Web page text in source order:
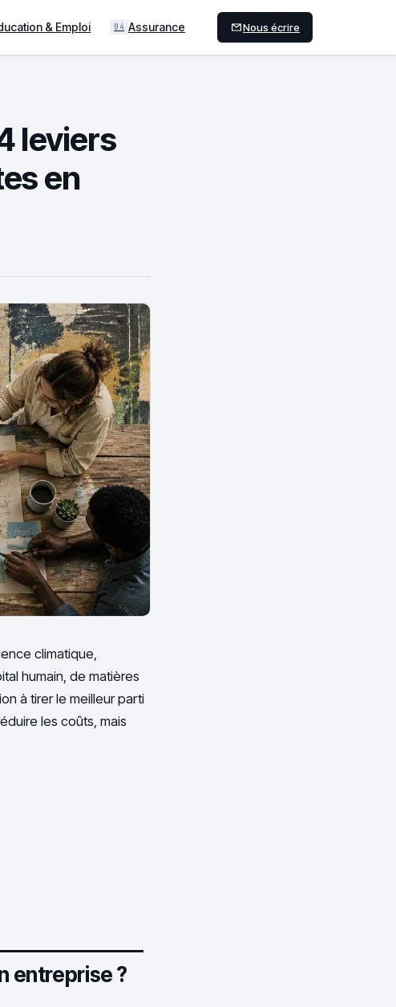
& Emploi 04 Assurance Nous écrire
leviers
en
climatique,
humain, de matières
à tirer le meilleur parti
les coûts, mais
entreprise ?